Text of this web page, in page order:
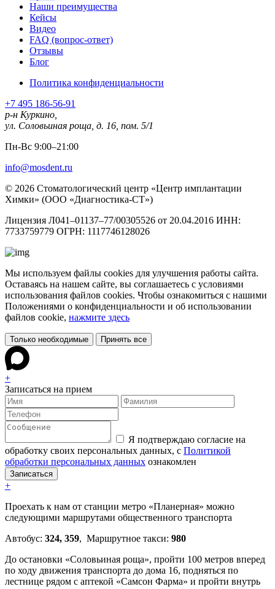
Наши преимущества
Кейсы
Видео
FAQ (вопрос-ответ)
Отзывы
Блог
Политика конфиденциальности
+7 495 186-56-91
р-н Куркино,
ул. Соловьиная роща, д. 16, пом. 5/1
Пн-Вс 9:00–21:00
info@mosdent.ru
© 2026 Стоматологический центр «Центр имплантации
Химки» (ООО «Диагностика-СТ»)
Лицензия Л041–01137–77/00305526 от 20.04.2016 ИНН:
7733759779 ОГРН: 1117746128026
Мы используем файлы cookies для улучшения работы сайта.
Оставаясь на нашем сайте, вы соглашаетесь с условиями
использования файлов cookies. Чтобы ознакомиться с нашими
Положениями о конфиденциальности и об использовании
файлов cookie, нажмите здесь
Только необходимые Принять все
+
Записаться на прием
Я подтверждаю согласие на
обработку своих персональных данных, с Политикой
обработки персональных данных ознакомлен
+
Проехать к нам от станции метро «Планерная» можно
следующими маршрутами общественного транспорта
Автобус: 324, 359, Маршрутное такси: 980
До остановки «Соловьиная роща», пройти 100 метров вперед
по ходу движения транспорта до дома 16, подняться по
лестнице рядом с аптекой «Самсон Фарма» и пройти внутрь